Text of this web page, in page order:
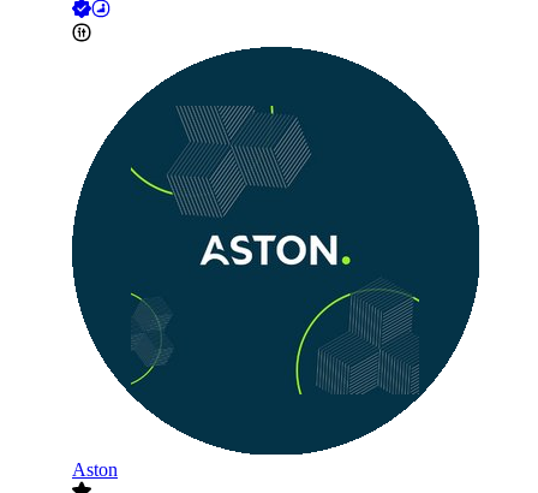
Aston